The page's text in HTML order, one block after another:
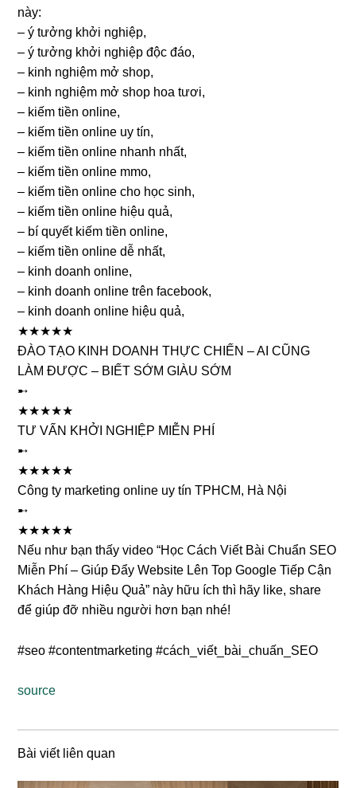
này:
– ý tưởng khởi nghiệp,
– ý tưởng khởi nghiệp độc đáo,
– kinh nghiệm mở shop,
– kinh nghiệm mở shop hoa tươi,
– kiếm tiền online,
– kiếm tiền online uy tín,
– kiếm tiền online nhanh nhất,
– kiếm tiền online mmo,
– kiếm tiền online cho học sinh,
– kiếm tiền online hiệu quả,
– bí quyết kiếm tiền online,
– kiếm tiền online dễ nhất,
– kinh doanh online,
– kinh doanh online trên facebook,
– kinh doanh online hiệu quả,
★★★★★
ĐÀO TẠO KINH DOANH THỰC CHIẾN – AI CŨNG
LÀM ĐƯỢC – BIẾT SỚM GIÀU SỚM
➸
★★★★★
TƯ VẤN KHỞI NGHIỆP MIỄN PHÍ
➸
★★★★★
Công ty marketing online uy tín TPHCM, Hà Nội
➸
★★★★★
Nếu như bạn thấy video “Học Cách Viết Bài Chuẩn SEO
Miễn Phí – Giúp Đẩy Website Lên Top Google Tiếp Cận
Khách Hàng Hiệu Quả” này hữu ích thì hãy like, share
để giúp đỡ nhiều người hơn bạn nhé!
#seo #contentmarketing #cách_viết_bài_chuấn_SEO
source
Bài viết liên quan